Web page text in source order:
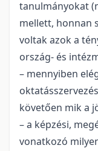
tanulmányokat
mellett, honnan
voltak azok a
ország- és
– mennyiben
követően mik a
– a képzési,
vonatkozó